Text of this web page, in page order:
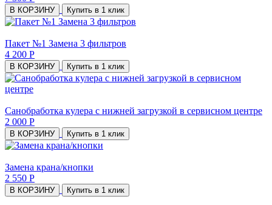
В КОРЗИНУ Купить в 1 клик
Пакет №1 Замена 3 фильтров
4 200 Р
В КОРЗИНУ Купить в 1 клик
Санобработка кулера с нижней загрузкой в сервисном центре
2 000 Р
В КОРЗИНУ Купить в 1 клик
Замена крана/кнопки
2 550 Р
В КОРЗИНУ Купить в 1 клик